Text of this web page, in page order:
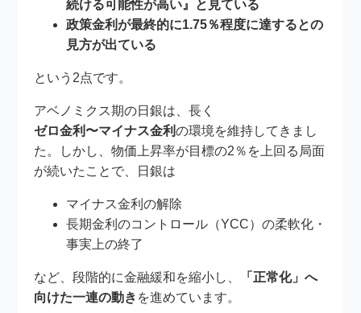
続ける可能性が高い』と見ている
政策金利が最終的に1.75％程度に達するとの
見方が出ている
という2点です。
アベノミクス期の日銀は、長く
ゼロ金利〜マイナス金利の環境を維持してきまし
た。しかし、物価上昇率が目標の2％を上回る局面
が続いたことで、日銀は
マイナス金利の解除
長期金利のコントロール（YCC）の柔軟化・
事実上の終了
など、段階的に金融緩和を縮小し、
「正常化」へ
向けた一連の動き を進めています。